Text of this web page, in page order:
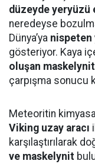
düzeyde yeryüzü
neredeyse
Dünya’ya nispeten
gösteriyor. Kaya
oluşan maskelynit
çarpışma sonucu
Meteoritin
Viking uzay aracı
karşılaştırılarak
ve maskelynit